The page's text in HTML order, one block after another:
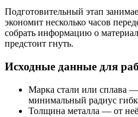
Подготовительный этап
экономит несколько часов
собрать информацию о
предстоит гнуть.
Исходные данные для
Марка стали или сплава
минимальный радиус
Толщина металла — от